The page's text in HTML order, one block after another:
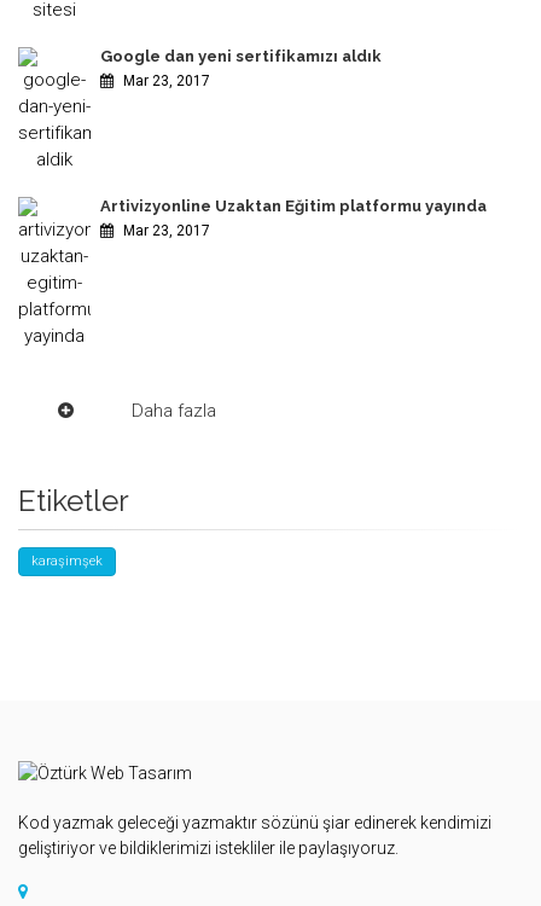
Google dan yeni sertifikamızı aldık
Mar 23, 2017
Artivizyonline Uzaktan Eğitim platformu yayında
Mar 23, 2017
Daha fazla
Etiketler
karaşimşek
Kod yazmak geleceği yazmaktır sözünü şiar edinerek kendimizi
geliştiriyor ve bildiklerimizi istekliler ile paylaşıyoruz.